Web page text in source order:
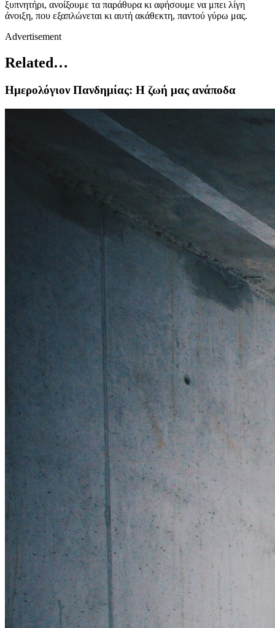
ξυπνητήρι, ανοίξουμε τα παράθυρα κι αφήσουμε να μπει λίγη
άνοιξη, που εξαπλώνεται κι αυτή ακάθεκτη, παντού γύρω μας.
Advertisement
Related…
Ημερολόγιον Πανδημίας: Η ζωή μας ανάποδα